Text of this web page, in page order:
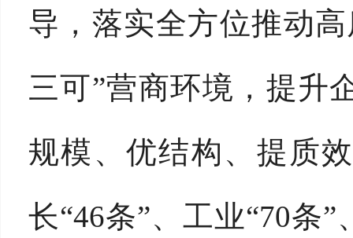
导，落实全方位推动
三可”营商环境，提升
规模、优结构、提质
长“46条”、工业“70条